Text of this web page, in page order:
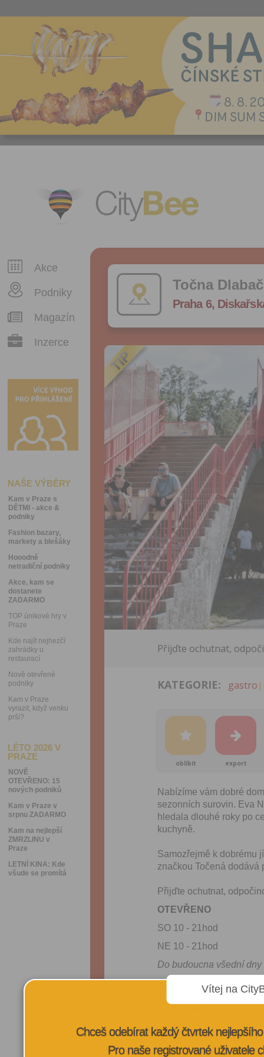
CityBee
Akce
Podniky
Magazín
Inzerce
NAŠE VÝBĚRY
Kam v Praze s
DĚTMI - akce &
podniky
Fashion bazary,
markety a blešáky
Hooodně
netradiční podniky
Akce, kam se
dostanete
ZADARMO
TOP únikové hry v
Praze
Kde najít nejhezčí
zahrádky u
restaurací
Nově otevřené
podniky
Kam v Praze
vyrazit, když venku
prší?
LÉTO 2026 V
PRAZE
NOVĚ
OTEVŘENO: 15
nových podniků
Kam v Praze v
srpnu ZADARMO
Kam na nejlepší
ZMRZLINU v
Praze
LETNÍ KINA: Kde
všude se promítá
Točna
Praha 6,
Přijďte ochutnat,
KATEGORIE: gastro
oblíbit export
Nabízíme vám dobré
sezonních surovin. Eva
hledala dlouhé roky po
kuchyně.
Samozřejmě k dobrému
značkou Točená
Přijďte ochutnat,
OTEVŘENO
SO 10 - 21hod
NE 10 - 21hod
Do budoucna všední dny
VÍCE
Vítej na
Chceš odebírat každý čtvrtek
Pro naše registrované uživatele